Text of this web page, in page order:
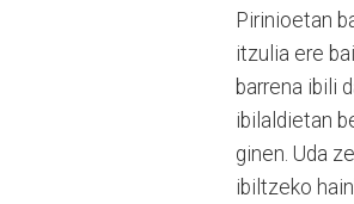
Pirinioetan
itzulia ere
barrena ibili
ibilaldietan
ginen. Uda
ibiltzeko